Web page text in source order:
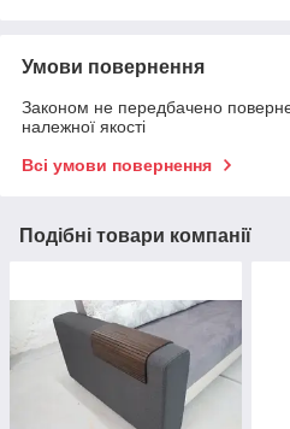
Умови повернення
Законом не передбачено
належної якості
Всі умови повернення
Подібні товари компанії